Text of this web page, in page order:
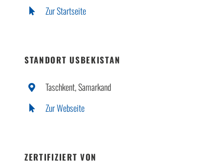
Zur Startseite
STANDORT USBEKISTAN
Taschkent, Samarkand
Zur Webseite
ZERTIFIZIERT VON